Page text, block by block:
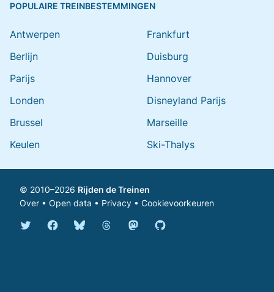
POPULAIRE TREINBESTEMMINGEN
Antwerpen
Berlijn
Parijs
Londen
Brussel
Keulen
Frankfurt
Duisburg
Hannover
Disneyland Parijs
Marseille
Ski-Thalys
© 2010–2026 Rijden de Treinen
Over • Open data • Privacy • Cookievoorkeuren